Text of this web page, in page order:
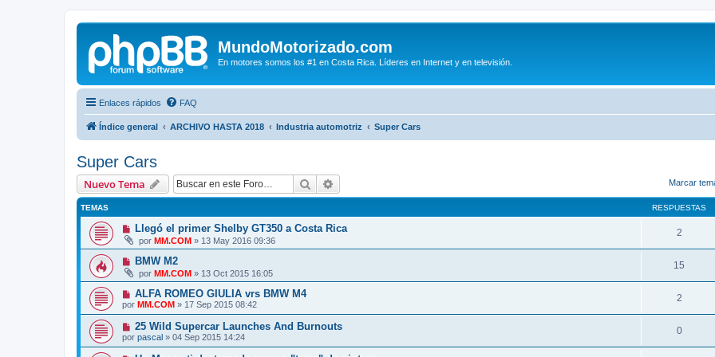
MundoMotorizado.com
En motores somos los #1 en Costa Rica. Líderes en Internet y en televisión.
Enlaces rápidos FAQ
Índice general ARCHIVO HASTA 2018 Industria automotriz Super Cars
Super Cars
Nuevo Tema Buscar Marcar
TEMAS RESPUESTAS
Llegó el primer Shelby GT350 a Costa Rica
por MM.COM » 13 May 2016 09:36
2
BMW M2
por MM.COM » 13 Oct 2015 16:05
15
ALFA ROMEO GIULIA vrs BMW M4
por MM.COM » 17 Sep 2015 08:42
2
25 Wild Supercar Launches And Burnouts
por pascal » 04 Sep 2015 14:24
0